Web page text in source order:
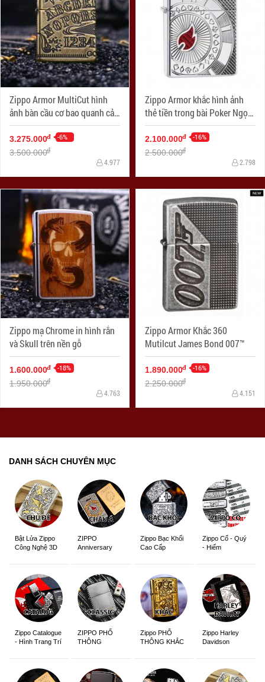
Zippo Armor MultiCut hình
ảnh bàn cầu cơ bao quanh cả
4 mặt
3.275.000đ -6%
3.500.000đ
4.977
Zippo Armor khắc hình ảnh
thẻ tiền trong bài Poker Ngọn
lửa đỏ
2.100.000đ -16%
2.500.000đ
2.798
Zippo mạ Chrome in hình rắn
và Skull trên nền gỗ
1.600.000đ -18%
1.950.000đ
4.763
Zippo Armor Khắc 360
Mutilcut James Bond 007™
1.890.000đ -16%
2.250.000đ
4.151
DANH SÁCH CHUYÊN MỤC
Bật Lửa Zippo
Công Nghệ 3D
ZIPPO
Anniversary
Zippo Bạc Khối
Cao Cấp
Zippo Cổ - Quý
- Hiếm
Zippo Catalogue
- Hình Trang Trí
ZIPPO PHỔ
THÔNG
Zippo PHỔ
THÔNG KHẮC
Zippo Harley
Davidson